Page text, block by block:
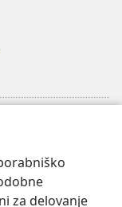
za delovanje